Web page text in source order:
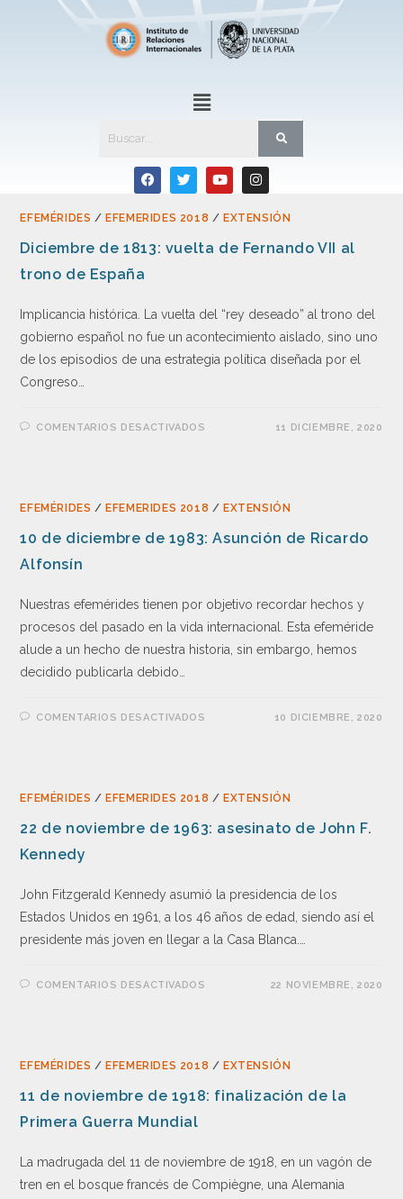
EFEMÉRIDES / EFEMERIDES 2018 / EXTENSIÓN
Diciembre de 1813: vuelta de Fernando VII al
trono de España
Implicancia histórica. La vuelta del “rey deseado” al trono del
gobierno español no fue un acontecimiento aislado, sino uno
de los episodios de una estrategia política diseñada por el
Congreso…
COMENTARIOS DESACTIVADOS 11 DICIEMBRE, 2020
EFEMÉRIDES / EFEMERIDES 2018 / EXTENSIÓN
10 de diciembre de 1983: Asunción de Ricardo
Alfonsín
Nuestras efemérides tienen por objetivo recordar hechos y
procesos del pasado en la vida internacional. Esta efeméride
alude a un hecho de nuestra historia, sin embargo, hemos
decidido publicarla debido…
COMENTARIOS DESACTIVADOS 10 DICIEMBRE, 2020
EFEMÉRIDES / EFEMERIDES 2018 / EXTENSIÓN
22 de noviembre de 1963: asesinato de John F.
Kennedy
John Fitzgerald Kennedy asumió la presidencia de los
Estados Unidos en 1961, a los 46 años de edad, siendo así el
presidente más joven en llegar a la Casa Blanca.…
COMENTARIOS DESACTIVADOS 22 NOVIEMBRE, 2020
EFEMÉRIDES / EFEMERIDES 2018 / EXTENSIÓN
11 de noviembre de 1918: finalización de la
Primera Guerra Mundial
La madrugada del 11 de noviembre de 1918, en un vagón de
tren en el bosque francés de Compiègne, una Alemania